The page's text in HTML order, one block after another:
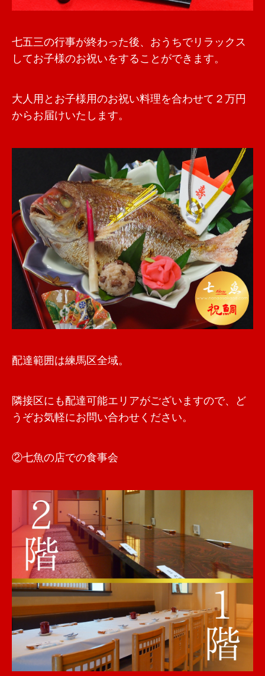
七五三の行事が終わった後、おうちでリラックス
してお子様のお祝いをすることができます。
大人用とお子様用のお祝い料理を合わせて２万円
からお届けいたします。
配達範囲は練馬区全域。
隣接区にも配達可能エリアがございますので、ど
うぞお気軽にお問い合わせください。
②七魚の店での食事会